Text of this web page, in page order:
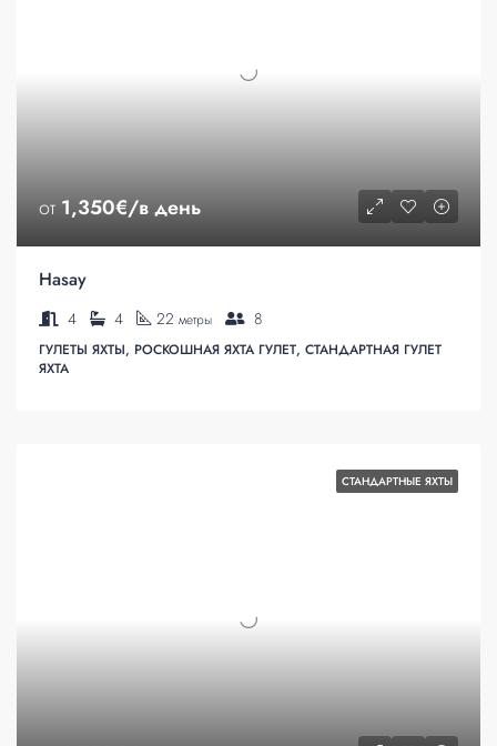
от 1,350€/в день
Hasay
4 4 22 метры 8
ГУЛЕТЫ ЯХТЫ, РОСКОШНАЯ ЯХТА ГУЛЕТ, СТАНДАРТНАЯ ГУЛЕТ
ЯХТА
СТАНДАРТНЫЕ ЯХТЫ